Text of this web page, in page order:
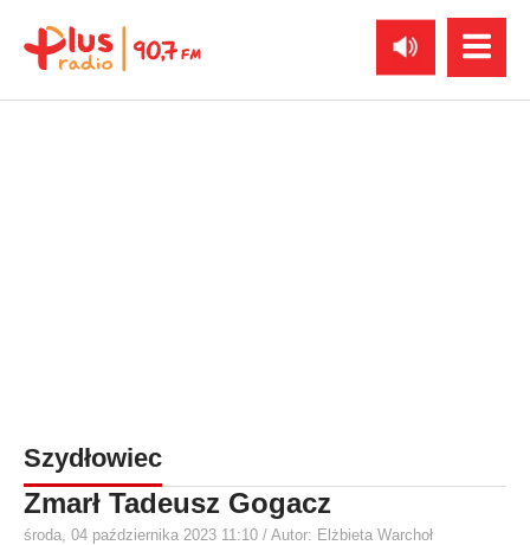
Szydłowiec
Zmarł Tadeusz Gogacz
środa, 04 października 2023 11:10 / Autor: Elżbieta Warchoł